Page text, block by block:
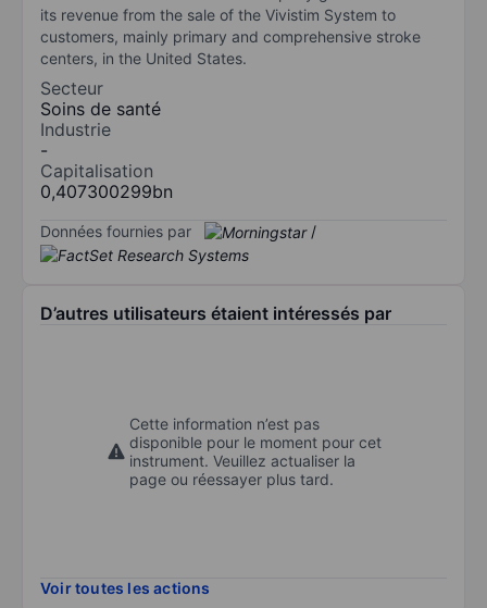
its revenue from the sale of the Vivistim System to
customers, mainly primary and comprehensive stroke
centers, in the United States.
Secteur
Soins de santé
Industrie
-
Capitalisation
0,407300299bn
Données fournies par /
D’autres utilisateurs étaient intéressés par
Cette information n’est pas
disponible pour le moment pour cet
instrument. Veuillez actualiser la
page ou réessayer plus tard.
Voir toutes les actions